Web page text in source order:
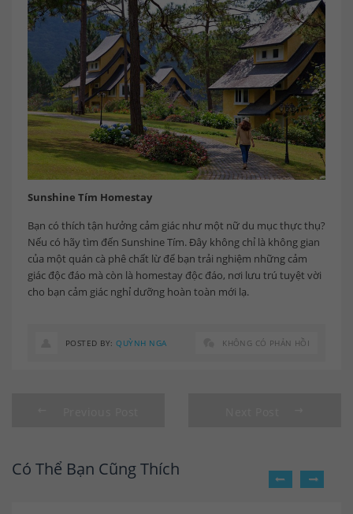
Sunshine Tím Homestay
Bạn có thích tận hưởng cảm giác như một nữ du mục thực thụ?
Nếu có hãy tìm đến Sunshine Tím. Đây không chỉ là không gian
của một quán cà phê chất lừ để bạn trải nghiệm những cảm
giác độc đáo mà còn là homestay độc đáo, nơi lưu trú tuyệt vời
cho bạn cảm giác nghỉ dưỡng hoàn toàn mới lạ.
POSTED BY:QUỲNH NGA KHÔNG CÓ PHẢN HỒI
Có Thể Bạn Cũng Thích